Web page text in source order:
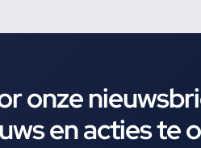
onze
en acties te